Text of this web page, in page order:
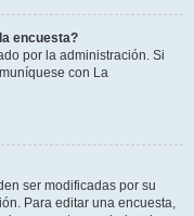
encuesta?
por la administración. Si
con La
ser modificadas por su
Para editar una encuesta,